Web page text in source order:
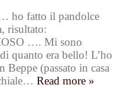
ho fatto il pandolce
risultato:
…. Mi sono
quanto era bello! L’ho
(passato in casa
… Read more »